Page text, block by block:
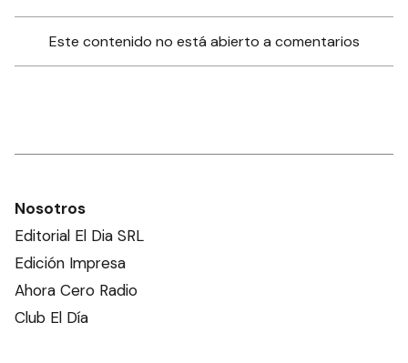
Este contenido no está abierto a comentarios
Nosotros
Editorial El Dia SRL
Edición Impresa
Ahora Cero Radio
Club El Día